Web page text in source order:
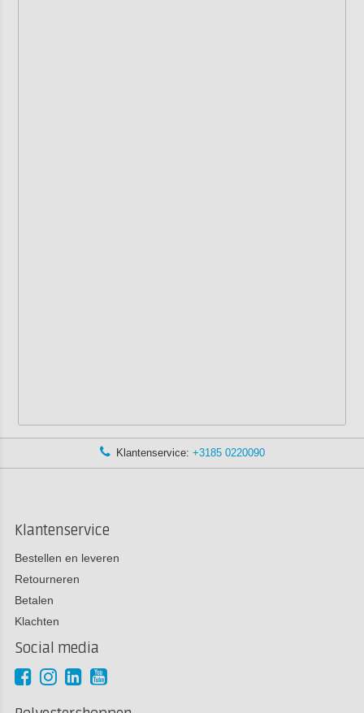
Klantenservice: +3185 0220090
Klantenservice
Bestellen en leveren
Retourneren
Betalen
Klachten
Social media